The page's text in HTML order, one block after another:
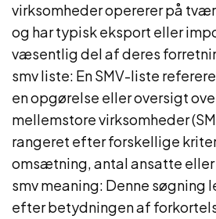
virksomheder opererer på
og har typisk eksport eller
væsentlig del af deres
smv liste: En SMV-liste
en opgørelse eller oversigt
mellemstore virksomheder
rangeret efter forskellige
omsætning, antal ansatte eller
smv meaning: Denne søgning
efter betydningen af